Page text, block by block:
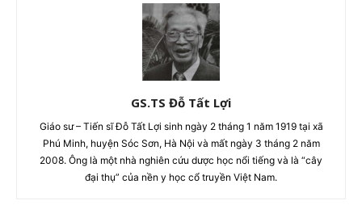
GS.TS Đỗ Tất Lợi
Giáo sư – Tiến sĩ Đỗ Tất Lợi sinh ngày 2 tháng 1 năm 1919 tại xã
Phú Minh, huyện Sóc Sơn, Hà Nội và mất ngày 3 tháng 2 năm
2008. Ông là một nhà nghiên cứu dược học nổi tiếng và là “cây
đại thụ” của nền y học cổ truyền Việt Nam.